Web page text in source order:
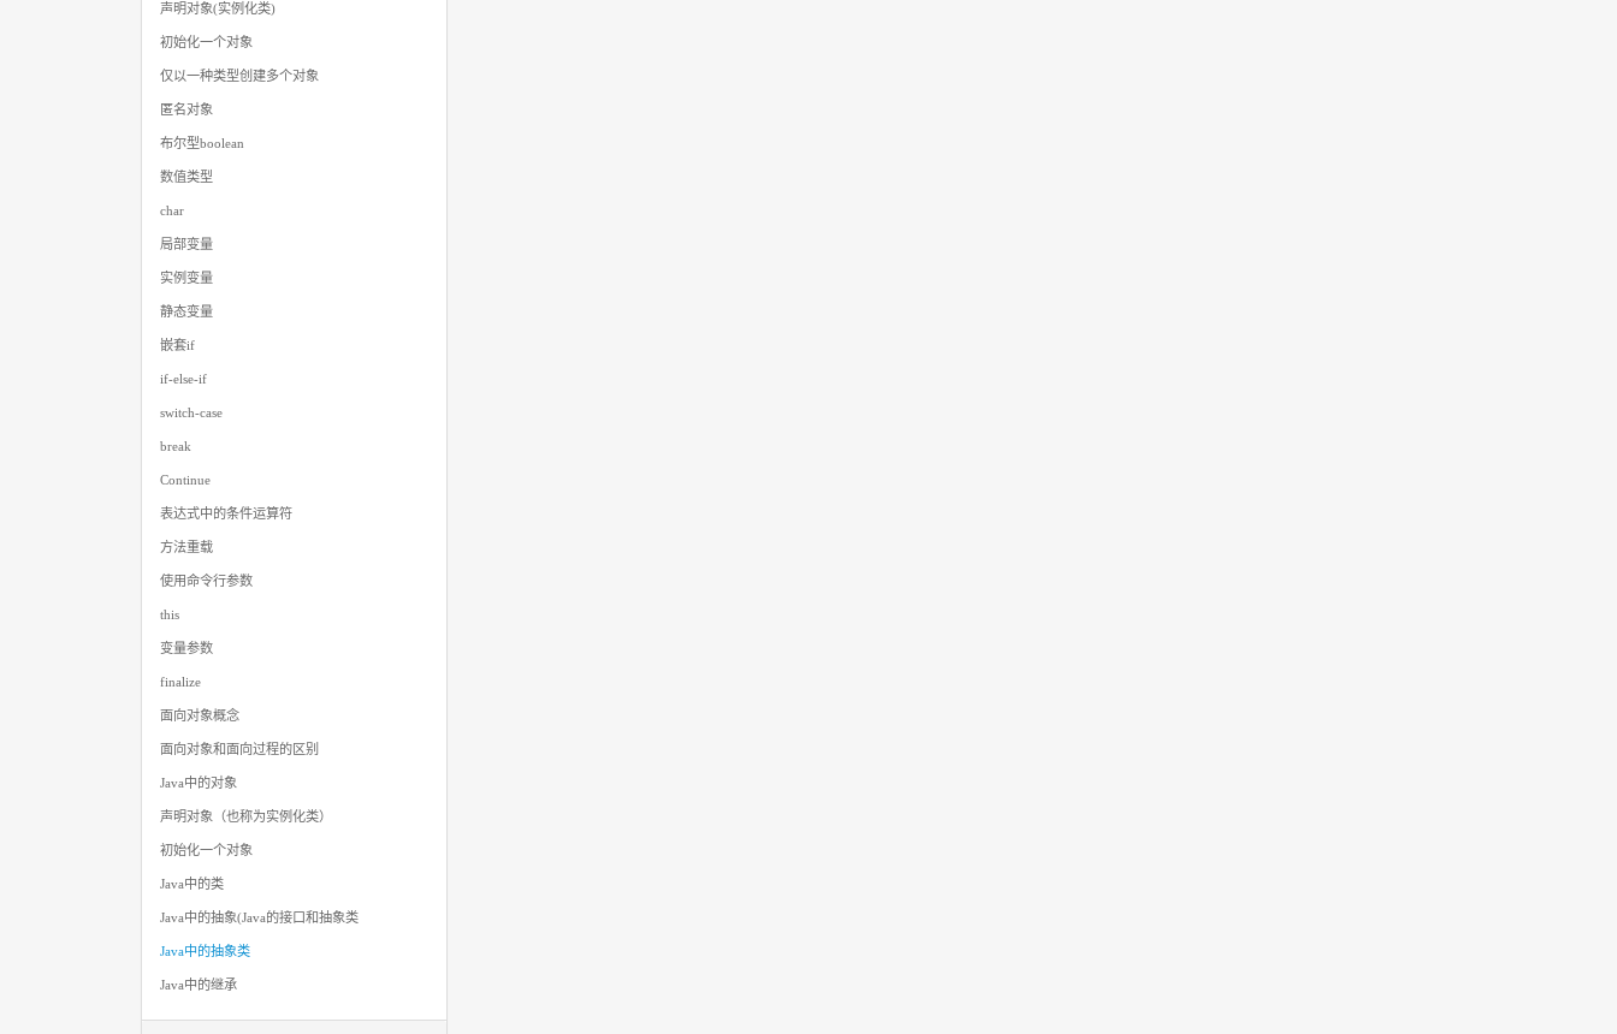
声明对象(实例化类)
初始化一个对象
仅以一种类型创建多个对象
匿名对象
布尔型boolean
数值类型
char
局部变量
实例变量
静态变量
嵌套if
if-else-if
switch-case
break
Continue
表达式中的条件运算符
方法重载
使用命令行参数
this
变量参数
finalize
面向对象概念
面向对象和面向过程的区别
Java中的对象
声明对象（也称为实例化类）
初始化一个对象
Java中的类
Java中的抽象(Java的接口和抽象类
Java中的抽象类
Java中的继承